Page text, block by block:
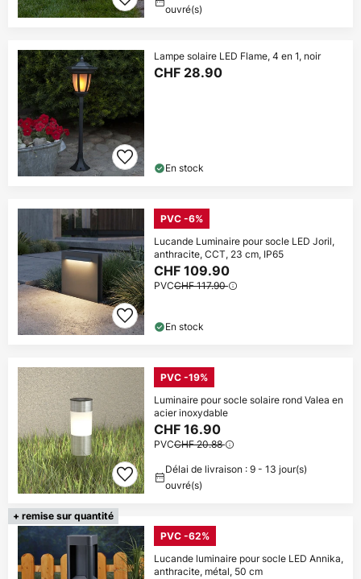
ouvré(s)
Lampe solaire LED Flame, 4 en 1, noir
CHF 28.90
En stock
PVC -6%
Lucande Luminaire pour socle LED Joril,
anthracite, CCT, 23 cm, IP65
CHF 109.90
PVCCHF 117.90
En stock
PVC -19%
Luminaire pour socle solaire rond Valea en
acier inoxydable
CHF 16.90
PVCCHF 20.88
Délai de livraison : 9 - 13 jour(s)
ouvré(s)
+ remise sur quantité
PVC -62%
Lucande luminaire pour socle LED Annika,
anthracite, métal, 50 cm